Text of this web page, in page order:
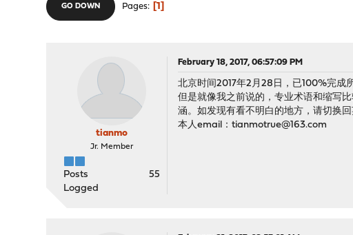
GO DOWN Pages 1
tianmo
Jr. Member
Posts
55
Logged
February 18, 2017, 06:57:09 PM
北京时间2017年2月28日，已100%完成
但是就像我之前说的，专业术语和缩写
涵。如发现有看不明白的地方，请切换
本人email：tianmotrue@163.com